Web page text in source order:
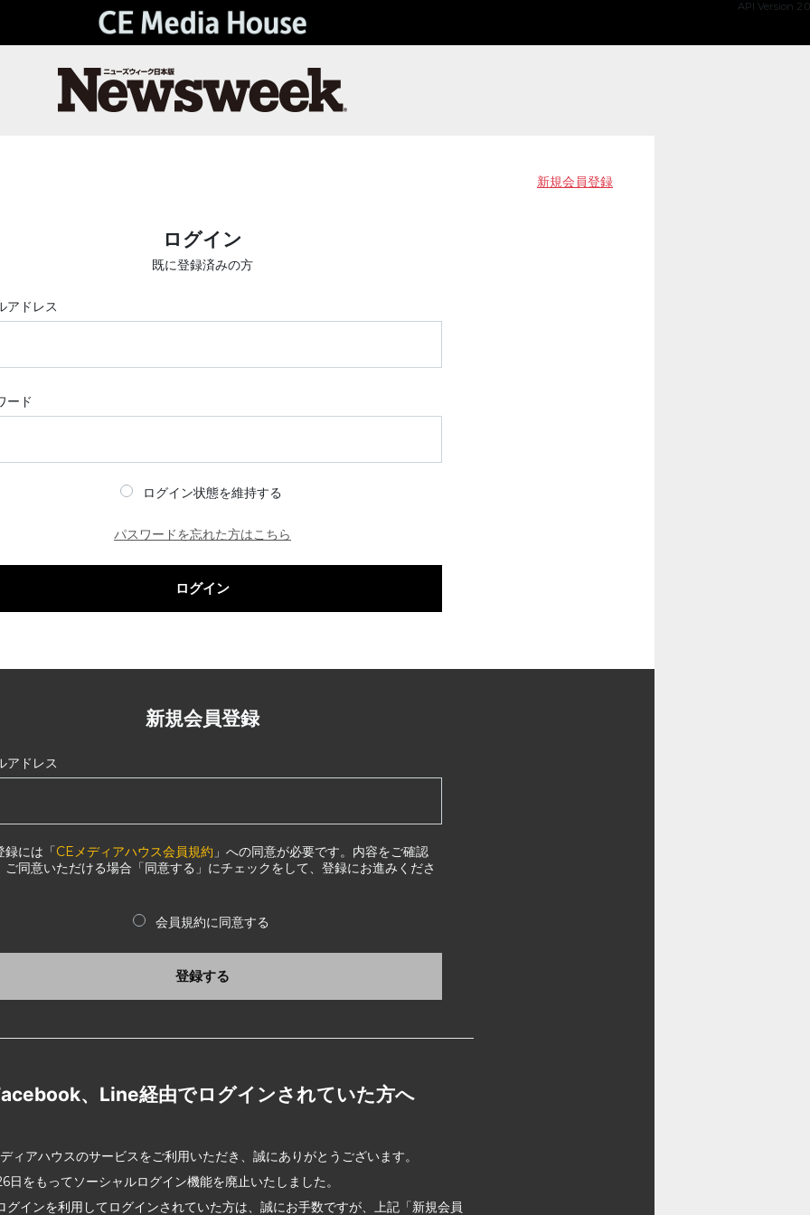
API Version 2.0
新規会員登録
ログイン
既に登録済みの方
アドレス
ード
ログイン状態を維持する
パスワードを忘れた方はこちら
ログイン
新規会員登録
アドレス
録には「CEメディアハウス会員規約 」への同意が必要です。内容をご確認
ご同意いただける場合「同意する」にチェックをして、登録にお進みくださ
会員規約に同意する
登録する
、Line経由でログインされていた方へ
ィアハウスのサービスをご利用いただき、誠にありがとうございます。
日をもってソーシャルログイン機能を廃止いたしました。
グインを利用してログインされていた方は、誠にお手数ですが、上記「新規会員